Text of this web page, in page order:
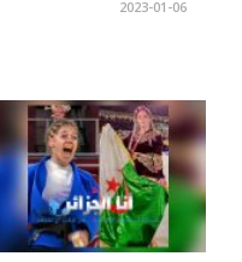
2023-01-06